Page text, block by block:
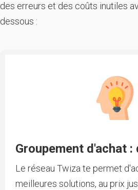
des erreurs et des coûts inutiles
dessous :
Groupement d'achat
Le réseau Twiza te permet
meilleures solutions, au prix